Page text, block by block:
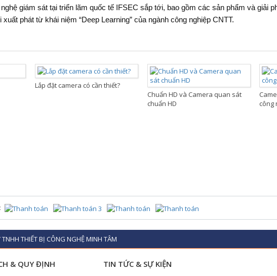
giám sát tại triển lãm quốc tế IFSEC sắp tới, bao gồm các sản phẩm và giải
phát từ khái niệm “Deep Learning” của ngành công nghiệp CNTT.
Lắp đặt camera có cần thiết?
Chuẩn HD và Camera quan sát
chuẩn HD
công
TNHH THIẾT BỊ CÔNG NGHỆ MINH TÂM
& QUY ĐỊNH TIN TỨC & SỰ KIỆN